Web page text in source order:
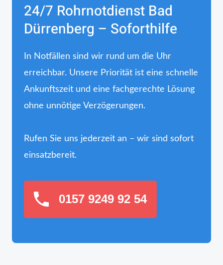
24/7 Rohrnotdienst Bad
Dürrenberg – Soforthilfe
In Notfällen sind wir rund um die Uhr
erreichbar. Unsere Priorität ist eine schnelle
Ankunftszeit und eine fachgerechte Lösung
ohne unnötige Verzögerungen.
Rufen Sie uns jederzeit an – wir sind sofort
einsatzbereit.
0157 9249 92 54